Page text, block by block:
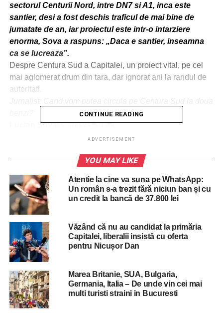
sectorul Centurii Nord, intre DN7 si A1, inca este
santier, desi a fost deschis traficul de mai bine de
jumatate de an, iar proiectul este intr-o intarziere
enorma, Sova a raspuns: „Daca e santier, inseamna
ca se lucreaza”.
Despre Centura Sud a Capitalei, un proiect vital, pe cel
mai aglomerat drum din tara, dar ignorat ani la randul de
autoritati.
Lucian Sova:Cand va fi gata.
Despre sectorul A1-DN7 al Centurii Nord, deschis
trecut, dar inca neterminat. Proiectul pentru modernizarea
si largirea la patru benzi a 9 km din centura Capitalei intre
A1 si DN7 au inceput in 2013.
Jurnalist: Este o situatie foarte ciudata, intre DN7 si A1. A
fost dat in exploatare si totusi acum este inca santier. S-a
intamplat pe vremea ministrului Cuc. Cum explicati
aceasta situatie?
Lucian Sova:
Daca este santier inseamna ca inca se
lucreaza.
In mod similar, intrebat pe ce autostrazi se va deschide
traficul in acest an, ministrul Lucian Sova a raspuns:
„Vom circula pe autostrazile care vor fi receptionate”.
Sursa:Hotnews.ro
CONTINUE READING
ADVERTISEMENT
YOU MAY LIKE
Atentie la cine va suna pe WhatsApp:
Un român s-a trezit fără niciun ban și cu
un credit la bancă de 37.800 lei
Văzând că nu au candidat la primăria
Capitalei, liberalii insistă cu oferta
pentru Nicușor Dan
Marea Britanie, SUA, Bulgaria,
Germania, Italia – De unde vin cei mai
multi turisti straini in Bucuresti